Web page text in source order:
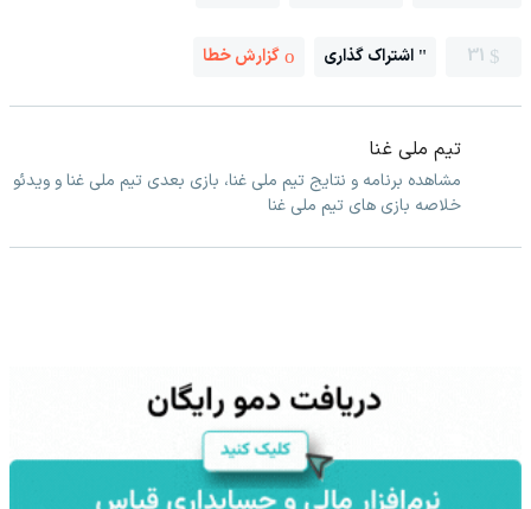
31 اشتراک گذاری گزارش خطا
تیم ملی غنا
مشاهده برنامه و نتایج تیم ملی غنا، بازی بعدی تیم ملی غنا و ویدئو
خلاصه بازی های تیم ملی غنا